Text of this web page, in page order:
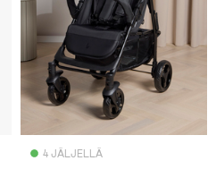
4 JÄLJELLÄ